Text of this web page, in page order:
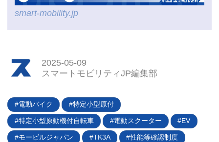
smart-mobility.jp
2025-05-09
スマートモビリティJP編集部
電動バイク 特定小型原付
特定小型原動機付自転車 電動スクーター EV
モービルジャパン TK3A 性能等確認制度